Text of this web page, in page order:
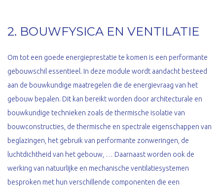
2. BOUWFYSICA EN VENTILATIE
Om tot een goede energieprestatie te komen is een performante
gebouwschil essentieel. In deze module wordt aandacht besteed
aan de bouwkundige maatregelen die de energievraag van het
gebouw bepalen. Dit kan bereikt worden door architecturale en
bouwkundige technieken zoals de thermische isolatie van
bouwconstructies, de thermische en spectrale eigenschappen van
beglazingen, het gebruik van performante zonweringen, de
luchtdichtheid van het gebouw, … Daarnaast worden ook de
werking van natuurlijke en mechanische ventilatiesystemen
besproken met hun verschillende componenten die een